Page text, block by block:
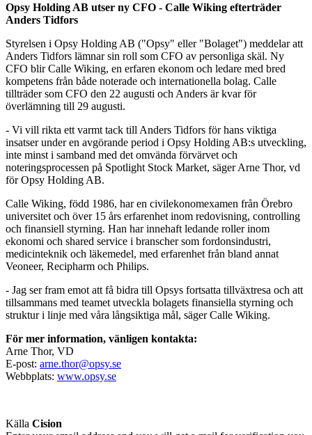
Opsy Holding AB utser ny CFO - Calle Wiking efterträder
Anders Tidfors
Styrelsen i Opsy Holding AB ("Opsy" eller "Bolaget") meddelar att
Anders Tidfors lämnar sin roll som CFO av personliga skäl. Ny
CFO blir Calle Wiking, en erfaren ekonom och ledare med bred
kompetens från både noterade och internationella bolag. Calle
tillträder som CFO den 22 augusti och Anders är kvar för
överlämning till 29 augusti.
- Vi vill rikta ett varmt tack till Anders Tidfors för hans viktiga
insatser under en avgörande period i Opsy Holding AB:s utveckling,
inte minst i samband med det omvända förvärvet och
noteringsprocessen på Spotlight Stock Market, säger Arne Thor, vd
för Opsy Holding AB.
Calle Wiking, född 1986, har en civilekonomexamen från Örebro
universitet och över 15 års erfarenhet inom redovisning, controlling
och finansiell styrning. Han har innehaft ledande roller inom
ekonomi och shared service i branscher som fordonsindustri,
medicinteknik och läkemedel, med erfarenhet från bland annat
Veoneer, Recipharm och Philips.
- Jag ser fram emot att få bidra till Opsys fortsatta tillväxtresa och att
tillsammans med teamet utveckla bolagets finansiella styrning och
struktur i linje med våra långsiktiga mål, säger Calle Wiking.
För mer information, vänligen kontakta:
Arne Thor, VD
E-post: arne.thor@opsy.se
Webbplats: www.opsy.se
Källa Cision